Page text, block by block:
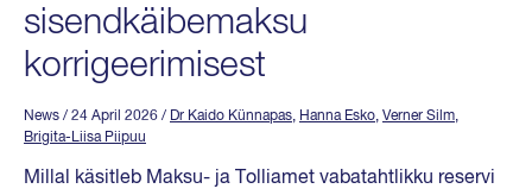
sisendkäibemaksu
korrigeerimisest
News / 24 April 2026 / Dr Kaido Künnapas, Hanna Esko, Verner Silm,
Brigita-Liisa Piipuu
Millal käsitleb Maksu- ja Tolliamet vabatahtlikku reservi